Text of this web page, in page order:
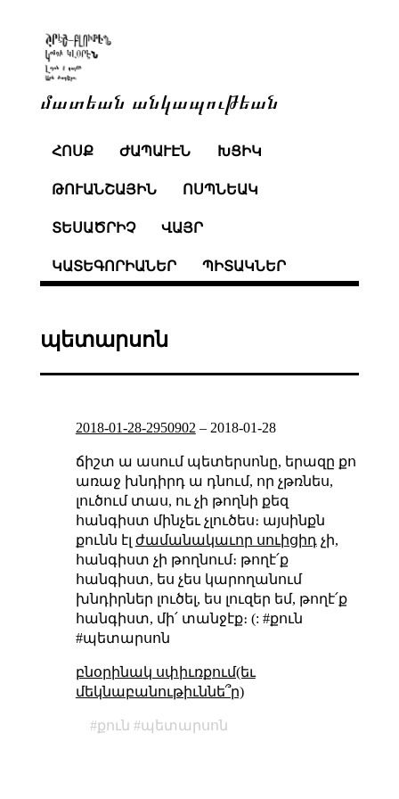
մատեան անկապութեան
ՀՈՍՔ ԺԱՊԱՒԷՆ ԽՑԻԿ
ԹՈՒԱՆՇԱՅԻՆ ՈՍՊՆԵԱԿ
ՏԵՍԱԾՐԻՉ ՎԱՅՐ
ԿԱՏԵԳՈՐԻԱՆԵՐ ՊԻՏԱԿՆԵՐ
պետարսոն
2018-01-28-2950902 – 2018-01-28
ճիշտ ա ասում պետերսոնը, երազը քո
առաջ խնդիրդ ա դնում, որ չթռնես,
լուծում տաս, ու չի թողնի քեզ
հանգիստ մինչեւ չլուծես։ այսինքն
քունն էլ ժամանակաւոր սուիցիդչի,
հանգիստ չի թողնում։ թողէ՛ք
հանգիստ, ես չես կարողանում
խնդիրներ լուծել, ես լուզեր եմ, թողէ՛ք
հանգիստ, մի՛ տանջէք։ (: #քուն
#պետարսոն
բնօրինակ սփիւռքում(եւ
մեկնաբանութիւննե՞ր)
քուն պետարսոն